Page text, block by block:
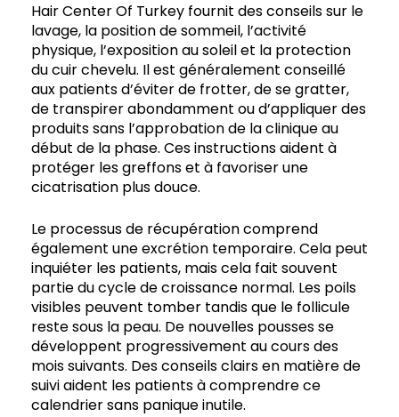
Hair Center Of Turkey fournit des conseils sur le
lavage, la position de sommeil, l’activité
physique, l’exposition au soleil et la protection
du cuir chevelu. Il est généralement conseillé
aux patients d’éviter de frotter, de se gratter,
de transpirer abondamment ou d’appliquer des
produits sans l’approbation de la clinique au
début de la phase. Ces instructions aident à
protéger les greffons et à favoriser une
cicatrisation plus douce.
Le processus de récupération comprend
également une excrétion temporaire. Cela peut
inquiéter les patients, mais cela fait souvent
partie du cycle de croissance normal. Les poils
visibles peuvent tomber tandis que le follicule
reste sous la peau. De nouvelles pousses se
développent progressivement au cours des
mois suivants. Des conseils clairs en matière de
suivi aident les patients à comprendre ce
calendrier sans panique inutile.